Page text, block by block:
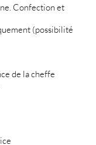
Confection et
(possibilité
de la cheffe